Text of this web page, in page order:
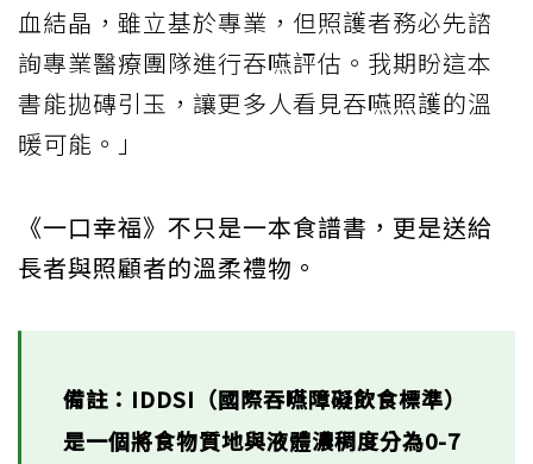
血結晶，雖立基於專業，但照護者務必先諮
詢專業醫療團隊進行吞嚥評估。我期盼這本
書能拋磚引玉，讓更多人看見吞嚥照護的溫
暖可能。」
《一口幸福》不只是一本食譜書，更是送給
長者與照顧者的溫柔禮物。
備註：IDDSI（國際吞嚥障礙飲食標準）
是一個將食物質地與液體濃稠度分為0-7